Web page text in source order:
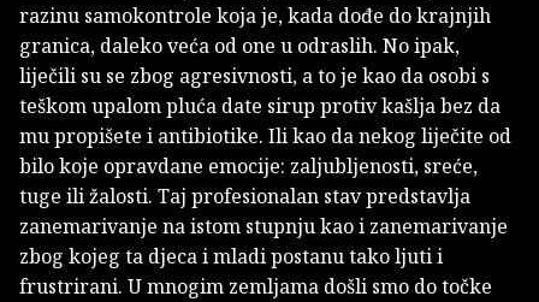
razinu samokontrole koja je, kada dođe do krajnjih
granica, daleko veća od one u odraslih. No ipak,
liječili su se zbog agresivnosti, a to je kao da osobi s
teškom upalom pluća date sirup protiv kašlja bez da
mu propišete i antibiotike. Ili kao da nekog liječite od
bilo koje opravdane emocije: zaljubljenosti, sreće,
tuge ili žalosti. Taj profesionalan stav predstavlja
zanemarivanje na istom stupnju kao i zanemarivanje
zbog kojeg ta djeca i mladi postanu tako ljuti i
frustrirani. U mnogim zemljama došli smo do točke